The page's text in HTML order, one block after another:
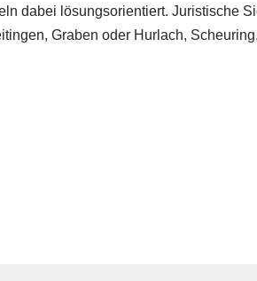
dabei lösungsorientiert. Juristische
Graben oder Hurlach,